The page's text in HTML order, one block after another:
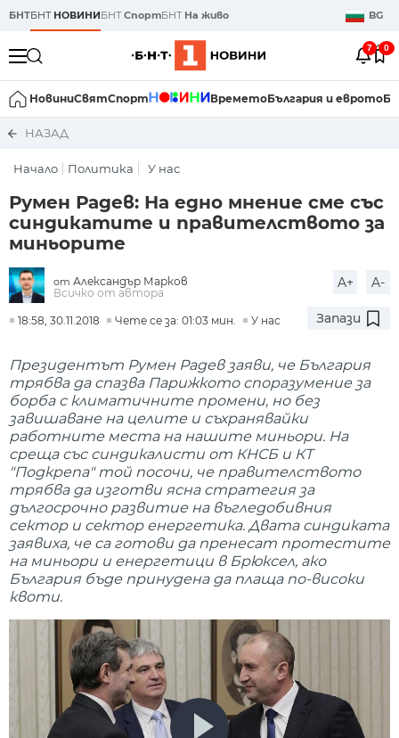
БНТБНТ НОВИНИБНТСпортБНТ На живо BG
7 0
НовиниСвятСпорт ВреметоБългария и еврото
НАЗАД
Начало Политика У нас
Румен Радев: На едно мнение сме със
синдикатите и правителството за
миньорите
от Александър Марков
Всичко от автора
A+ A-
18:58, 30.11.2018 Чете се за: 01:03 мин. У нас Запази
Президентът Румен Радев заяви, че България
трябва да спазва Парижкото споразумение за
борба с климатичните промени, но без
завишаване на целите и съхранявайки
работните места на нашите миньори. На
среща със синдикалисти от КНСБ и КТ
"Подкрепа" той посочи, че правителството
трябва да изготви ясна стратегия за
дългосрочно развитие на въгледобивния
сектор и сектор енергетика. Двата синдиката
заявиха, че са готови да пренесат протестите
на миньори и енергетици в Брюксел, ако
България бъде принудена да плаща по-високи
квоти.